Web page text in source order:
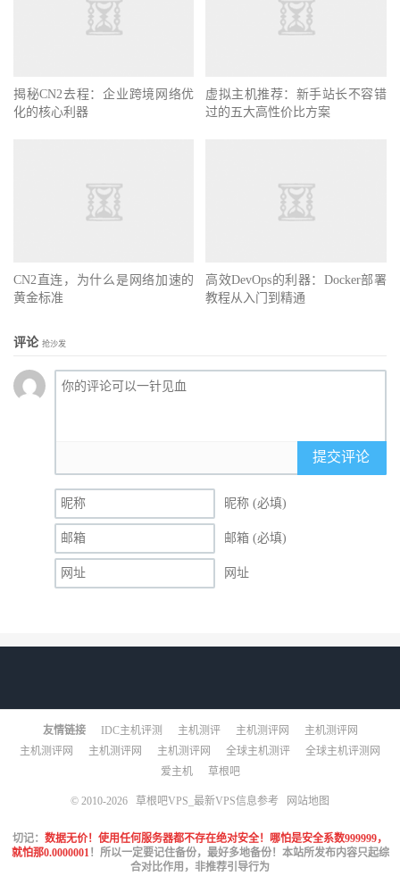
揭秘CN2去程：企业跨境网络优
化的核心利器
虚拟主机推荐：新手站长不容错
过的五大高性价比方案
CN2直连，为什么是网络加速的
黄金标准
高效DevOps的利器：Docker部署
教程从入门到精通
评论 抢沙发
提交评论
昵称 (必填)
邮箱 (必填)
网址
友情链接 IDC主机评测 主机测评 主机测评网
主机测评网
主机测评网
主机测评网 主机测评网 全球主机测评
全球主机评测网
爱主机
草根吧
© 2010-2026 草根吧VPS_最新VPS信息参考 网站地图
切记： 数据无价！使用任何服务器都不存在绝对安全！哪怕是安全系数999999，
就怕那0.0000001！所以一定要记住备份，最好多地备份！本站所发布内容只起综
合对比作用，非推荐引导行为